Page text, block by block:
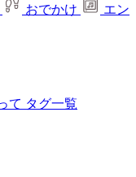
おでかけ
エン
て タグ一覧